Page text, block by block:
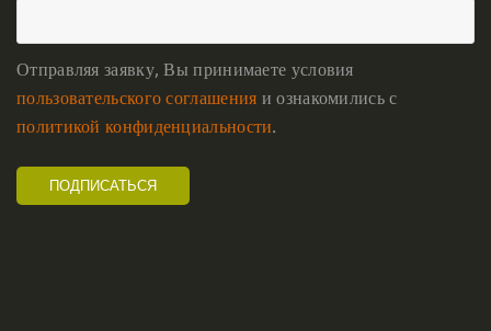
Отправляя заявку, Вы принимаете условия
пользовательского соглашения и ознакомились с
политикой конфиденциальности.